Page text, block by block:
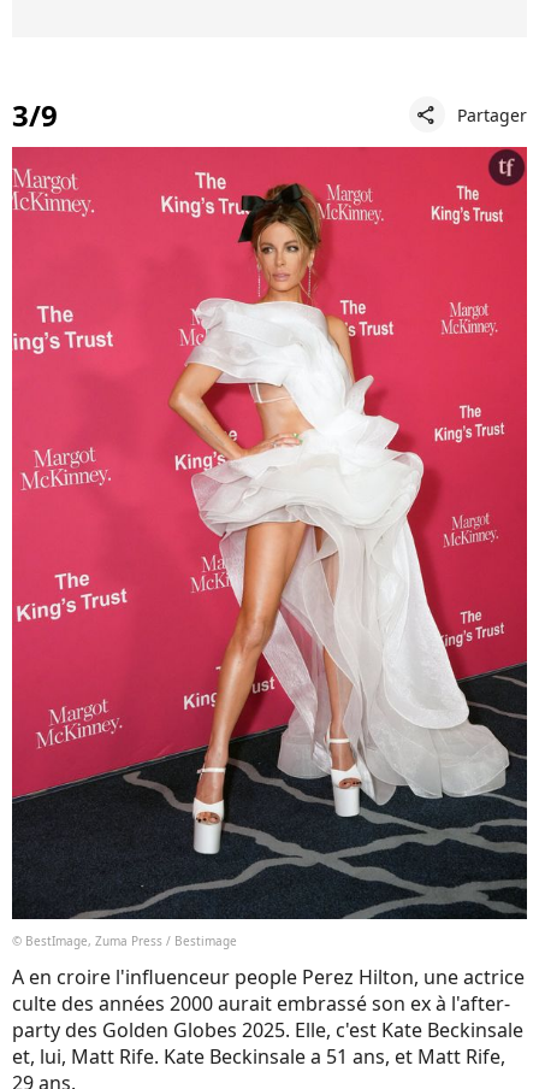
3/9 share Partager
© BestImage, Zuma Press / Bestimage
A en croire l'influenceur people Perez Hilton, une actrice
culte des années 2000 aurait embrassé son ex à l'after-
party des Golden Globes 2025. Elle, c'est Kate Beckinsale
et, lui, Matt Rife. Kate Beckinsale a 51 ans, et Matt Rife,
29 ans.